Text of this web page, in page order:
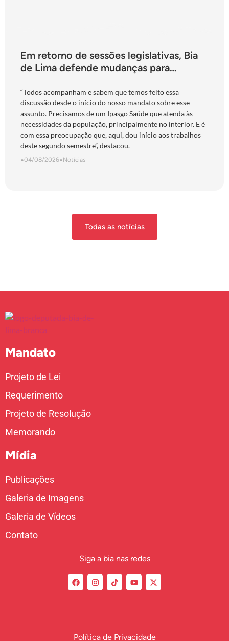
Em retorno de sessões legislativas, Bia
de Lima defende mudanças para
“Todos acompanham e sabem que temos feito essa
discussão desde o início do nosso mandato sobre esse
assunto. Precisamos de um Ipasgo Saúde que atenda às
necessidades da população, principalmente no interior. E é
com essa preocupação que, aqui, dou início aos trabalhos
deste segundo semestre”, destacou.
•04/08/2026•Notícias
Todas as notícias
Mandato
Projeto de Lei
Requerimento
Projeto de Resolução
Memorando
Mídia
Publicações
Galeria de Imagens
Galeria de Vídeos
Contato
Siga a bia nas redes
Política de Privacidade